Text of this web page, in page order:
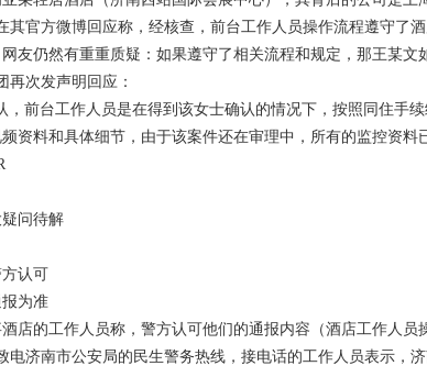
其官方微博回应称，经核查，前台工作人员操作流程遵守了
友仍然有重重质疑：如果遵守了相关流程和规定，那王某文
再次发声明回应：
，前台工作人员是在得到该女士确认的情况下，按照同住手
资料和具体细节，由于该案件还在审理中，所有的监控资
问待解
认可
为准
店的工作人员称，警方认可他们的通报内容（酒店工作人员
电济南市公安局的民生警务热线，接电话的工作人员表示